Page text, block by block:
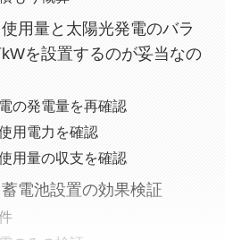
用量と太陽光発電のバラ
を設置するのが妥当なの
の発電量を再確認
用電力を確認
用量の収支を確認
電池設置の効果検証